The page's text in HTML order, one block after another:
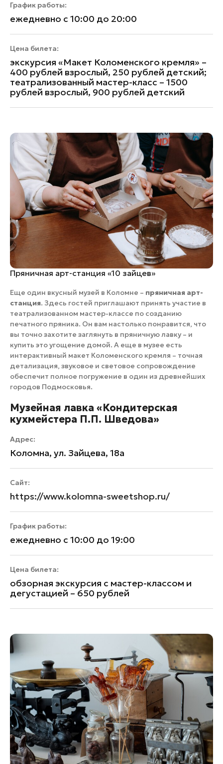
График работы:
ежедневно с 10:00 до 20:00
Цена билета:
экскурсия «Макет Коломенского кремля» –
400 рублей взрослый, 250 рублей детский;
театрализованный мастер-класс – 1500
рублей взрослый, 900 рублей детский
Пряничная арт-станция «10 зайцев»
Еще один вкусный музей в Коломне – пряничная арт-
станция. Здесь гостей приглашают принять участие в
театрализованном мастер-классе по созданию
печатного пряника. Он вам настолько понравится, что
вы точно захотите заглянуть в пряничную лавку – и
купить это угощение домой. А еще в музее есть
интерактивный макет Коломенского кремля – точная
детализация, звуковое и световое сопровождение
обеспечит полное погружение в один из древнейших
городов Подмосковья.
Музейная лавка «Кондитерская
кухмейстера П.П. Шведова»
Адрес:
Коломна, ул. Зайцева, 18а
Сайт:
https://www.kolomna-sweetshop.ru/
График работы:
ежедневно с 10:00 до 19:00
Цена билета:
обзорная экскурсия с мастер-классом и
дегустацией – 650 рублей